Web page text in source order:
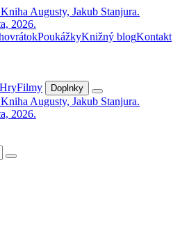
PoukážkyKnižný blogKontakt
HryFilmy Doplnky